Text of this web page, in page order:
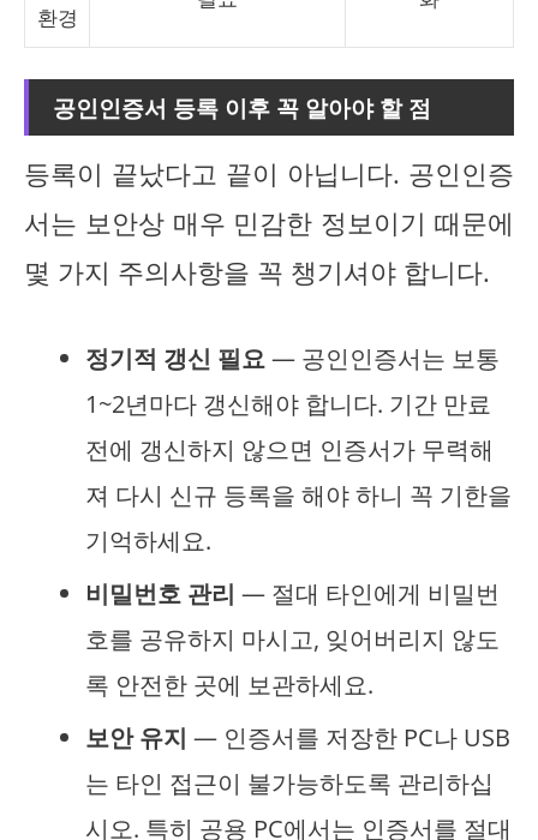
환경
공인인증서 등록 이후 꼭 알아야 할 점
등록이 끝났다고 끝이 아닙니다. 공인인증
서는 보안상 매우 민감한 정보이기 때문에
몇 가지 주의사항을 꼭 챙기셔야 합니다.
정기적 갱신 필요— 공인인증서는 보통
1~2년마다 갱신해야 합니다. 기간 만료
전에 갱신하지 않으면 인증서가 무력해
져 다시 신규 등록을 해야 하니 꼭 기한을
기억하세요.
비밀번호 관리 — 절대 타인에게 비밀번
호를 공유하지 마시고, 잊어버리지 않도
록 안전한 곳에 보관하세요.
보안 유지 — 인증서를 저장한 PC나 USB
는 타인 접근이 불가능하도록 관리하십
시오. 특히 공용 PC에서는 인증서를 절대